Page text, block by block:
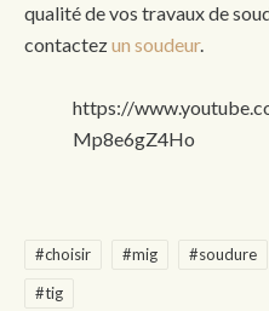
qualité de vos travaux de
contactezun soudeur.
https://
Mp8e6gZ4Ho
#choisir #mig #soudure
#tig